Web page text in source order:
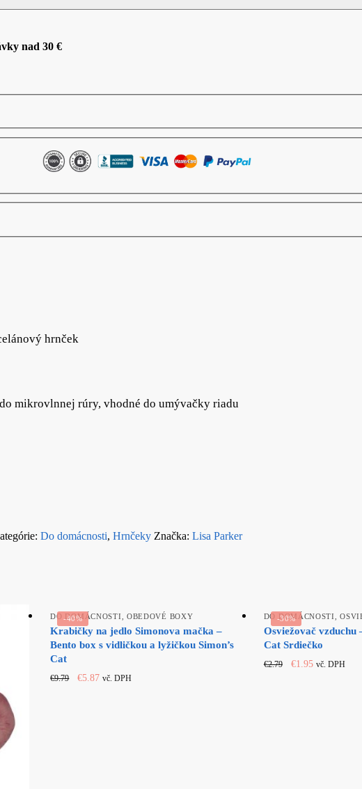
nad 30 €
hrnček
mikrovlnnej rúry, vhodné do umývačky riadu
Do domácnosti, Hrnčeky Značka: Lisa Parker
-40%
DO DOMÁCNOSTI OBEDOVÉ BOXY
Krabičky na jedlo Simonova mačka –
Bento box s vidličkou a lyžičkou Simon’s
Cat
€9.79
Original
€5.87Current
vč. DPH
-30%
DO DOMÁCNOSTI ,
Osviežovač vzduchu
Cat Srdiečko
€2.79
Original
€1.95Current
vč. DPH